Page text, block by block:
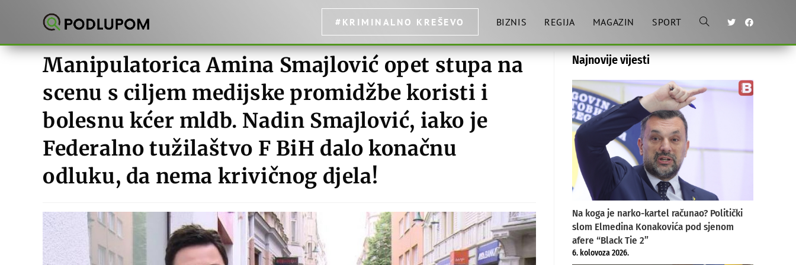
#KRIMINALNO KREŠEVO BIZNIS REGIJA MAGAZIN SPORT Toggle
Manipulatorica Amina Smajlović opet stupa na
scenu s ciljem medijske promidžbe koristi i
bolesnu kćer mldb. Nadin Smajlović, iako je
Federalno tužilaštvo F BiH dalo konačnu
odluku, da nema krivičnog djela!
Najnovije vijesti
Na koga je narko-kartel računao? Politički
slom Elmedina Konakovića pod sjenom
afere “Black Tie 2”
6. kolovoza 2026.